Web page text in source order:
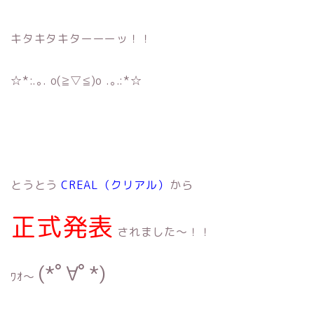
キタキタキターーーッ！！
☆*:.｡. o(≧▽≦)o .｡.:*☆
とうとう CREAL（クリアル） から
正式発表 されました〜！！
ﾜｵ〜 (*ﾟ∀ﾟ*)